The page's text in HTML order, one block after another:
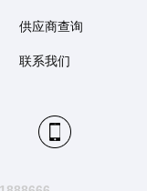
供应商查询
联系我们